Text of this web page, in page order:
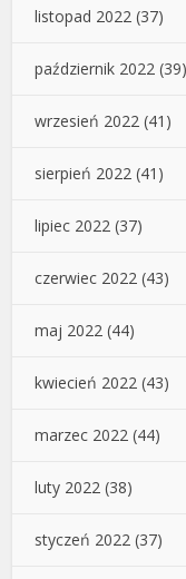
listopad 2022 (37)
październik 2022 (39)
wrzesień 2022 (41)
sierpień 2022 (41)
lipiec 2022 (37)
czerwiec 2022 (43)
maj 2022 (44)
kwiecień 2022 (43)
marzec 2022 (44)
luty 2022 (38)
styczeń 2022 (37)